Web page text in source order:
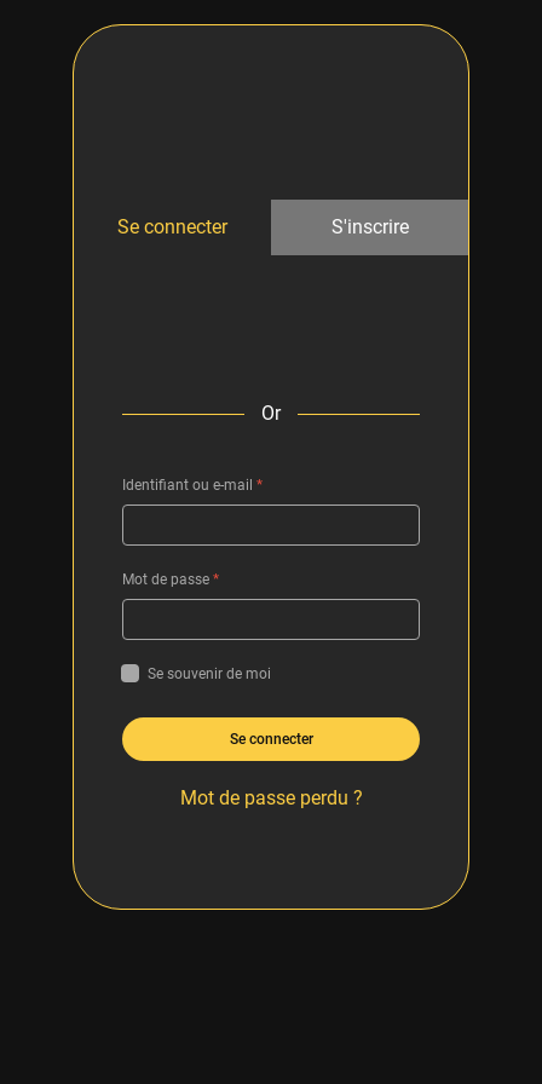
Se connecter S'inscrire
Or
Identifiant ou e-mail *
Mot de passe *
Se souvenir de moi
Se connecter
Mot de passe perdu ?